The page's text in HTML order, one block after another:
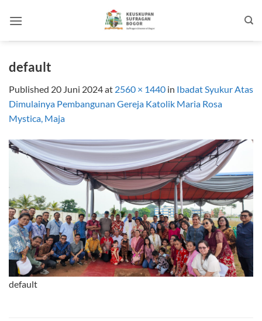
default
Published 20 Juni 2024at 2560 × 1440 in Ibadat Syukur Atas
Dimulainya Pembangunan Gereja Katolik Maria Rosa
Mystica, Maja
default